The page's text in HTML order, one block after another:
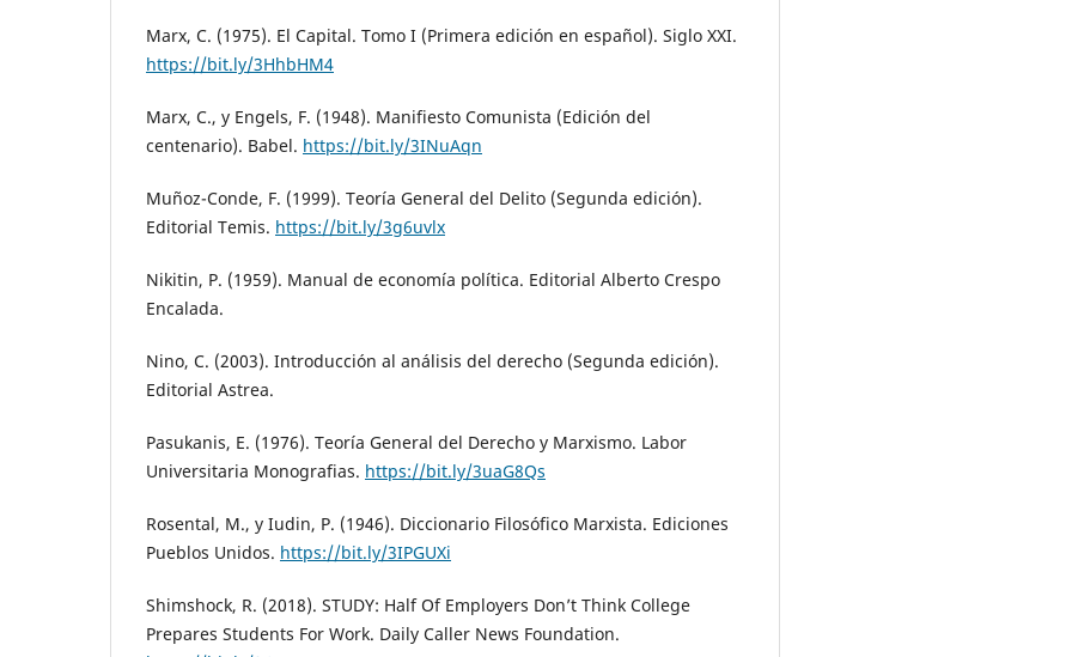
Marx, C. (1975). El Capital. Tomo I (Primera edición en español). Siglo XXI.
https://bit.ly/3HhbHM4
Marx, C., y Engels, F. (1948). Manifiesto Comunista (Edición del
centenario). Babel. https://bit.ly/3INuAqn
Muñoz-Conde, F. (1999). Teoría General del Delito (Segunda edición).
Editorial Temis. https://bit.ly/3g6uvlx
Nikitin, P. (1959). Manual de economía política. Editorial Alberto Crespo
Encalada.
Nino, C. (2003). Introducción al análisis del derecho (Segunda edición).
Editorial Astrea.
Pasukanis, E. (1976). Teoría General del Derecho y Marxismo. Labor
Universitaria Monografias. https://bit.ly/3uaG8Qs
Rosental, M., y Iudin, P. (1946). Diccionario Filosófico Marxista. Ediciones
Pueblos Unidos. https://bit.ly/3IPGUXi
Shimshock, R. (2018). STUDY: Half Of Employers Don’t Think College
Prepares Students For Work. Daily Caller News Foundation.